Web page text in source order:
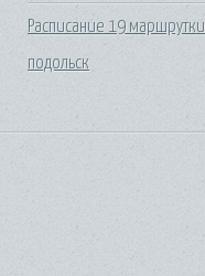
Расписание 19 маршрутки
подольск